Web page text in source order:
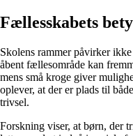
Fællesskabets
Skolens rammer påvirker
åbent fællesområde kan
mens små kroge giver
oplever, at der er plads til
trivsel.
Forskning viser, at børn, der